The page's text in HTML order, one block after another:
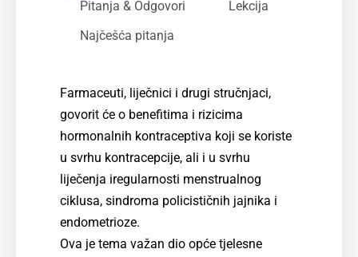
Pitanja & Odgovori
Lekcija
Najčešća pitanja
Farmaceuti, liječnici i drugi stručnjaci,
govorit će o benefitima i rizicima
hormonalnih kontraceptiva koji se koriste
u svrhu kontracepcije, ali i u svrhu
liječenja iregularnosti menstrualnog
ciklusa, sindroma policističnih jajnika i
endometrioze.
Ova je tema važan dio opće tjelesne